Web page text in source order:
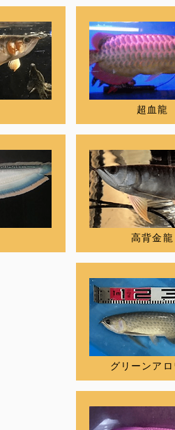
超血龍
高背金龍
グリーンア